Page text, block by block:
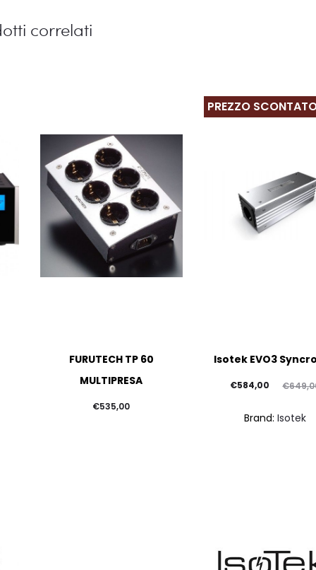
correlati
FURUTECH TP 60
MULTIPRESA
€535,00
PREZZO
Isotek EVO3
€
Il
€584,00
Il
Brand:Isotek